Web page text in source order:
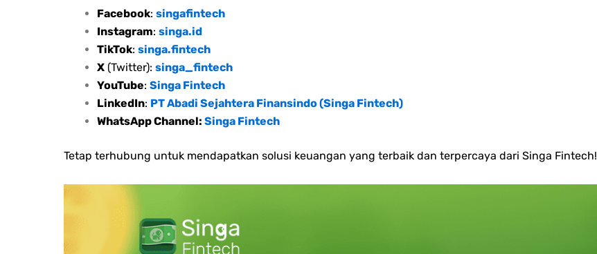
Facebook: singafintech
Instagram: singa.id
TikTok: singa.fintech
X (Twitter): singa_fintech
YouTube: Singa Fintech
LinkedIn: PT Abadi Sejahtera Finansindo (Singa Fintech)
WhatsApp Channel: Singa Fintech
Tetap terhubung untuk mendapatkan solusi keuangan yang terbaik dan terpercaya dari Singa Fintech!